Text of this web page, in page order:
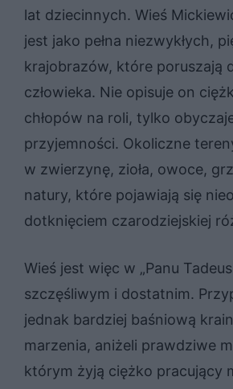
lat dziecinnych. Wieś
jest jako pełna niezwykłych,
krajobrazów, które poruszają
człowieka. Nie opisuje on
chłopów na roli, tylko
przyjemności. Okoliczne
w zwierzynę, zioła, owoce,
natury, które pojawiają się
dotknięciem czarodziejskiej
Wieś jest więc w „Panu
szczęśliwym i dostatnim.
jednak bardziej baśniową
marzenia, aniżeli prawdziwe
którym żyją ciężko pracujący